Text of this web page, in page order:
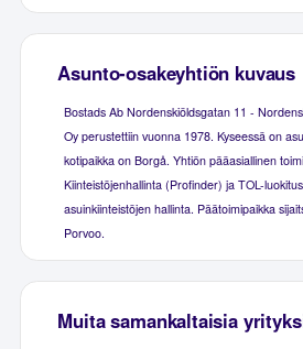
Asunto-osakeyhtiön kuvaus
Bostads Ab Nordenskiöldsgatan 11 -
Oy perustettiin vuonna 1978. Kyseessä on
kotipaikka on Borgå. Yhtiön pääasiallinen
Kiinteistöjenhallinta (Profinder) ja TOL-
asuinkiinteistöjen hallinta. Päätoimipaikka
Porvoo.
Muita samankaltaisia